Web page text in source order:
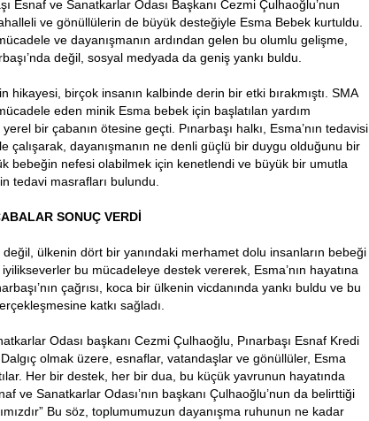
Esnaf ve Sanatkarlar Odası Başkanı Cezmi Çulhaoğlu’nun
ve gönüllülerin de büyük desteğiyle Esma Bebek kurtuldu.
ve dayanışmanın ardından gelen bu olumlu gelişme,
değil, sosyal medyada da geniş yankı buldu.
hikayesi, birçok insanın kalbinde derin bir etki bırakmıştı. SMA
eden minik Esma bebek için başlatılan yardım
bir çabanın ötesine geçti. Pınarbaşı halkı, Esma’nın tedavisi
çalışarak, dayanışmanın ne denli güçlü bir duygu olduğunu bir
bebeğin nefesi olabilmek için kenetlendi ve büyük bir umutla
tedavi masrafları bulundu.
SONUÇ VERDİ
değil, ülkenin dört bir yanındaki merhamet dolu insanların bebeği
bu mücadeleye destek vererek, Esma’nın hayatına
çağrısı, koca bir ülkenin vicdanında yankı buldu ve bu
katkı sağladı.
Odası başkanı Cezmi Çulhaoğlu, Pınarbaşı Esnaf Kredi
olmak üzere, esnaflar, vatandaşlar ve gönüllüler, Esma
Her bir destek, her bir dua, bu küçük yavrunun hayatında
ve Sanatkarlar Odası’nın başkanı Çulhaoğlu’nun da belirttiği
Bu söz, toplumumuzun dayanışma ruhunun ne kadar